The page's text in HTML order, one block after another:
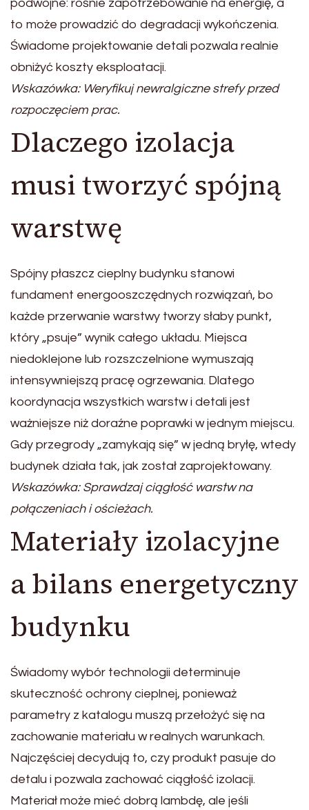
podwójne: rośnie zapotrzebowanie na energię, a
to może prowadzić do degradacji wykończenia.
Świadome projektowanie detali pozwala realnie
obniżyć koszty eksploatacji.
Wskazówka: Weryfikuj newralgiczne strefy przed
rozpoczęciem prac.
Dlaczego izolacja
musi tworzyć spójną
warstwę
Spójny płaszcz cieplny budynku stanowi
fundament energooszczędnych rozwiązań, bo
każde przerwanie warstwy tworzy słaby punkt,
który „psuje” wynik całego układu. Miejsca
niedoklejone lub rozszczelnione wymuszają
intensywniejszą pracę ogrzewania. Dlatego
koordynacja wszystkich warstw i detali jest
ważniejsze niż doraźne poprawki w jednym miejscu.
Gdy przegrody „zamykają się” w jedną bryłę, wtedy
budynek działa tak, jak został zaprojektowany.
Wskazówka: Sprawdzaj ciągłość warstw na
połączeniach i ościeżach.
Materiały izolacyjne
a bilans energetyczny
budynku
Świadomy wybór technologii determinuje
skuteczność ochrony cieplnej, ponieważ
parametry z katalogu muszą przełożyć się na
zachowanie materiału w realnych warunkach.
Najczęściej decydują to, czy produkt pasuje do
detalu i pozwala zachować ciągłość izolacji.
Materiał może mieć dobrą lambdę, ale jeśli